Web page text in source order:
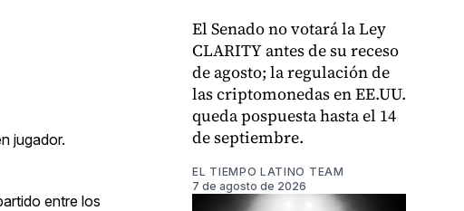
jugador.
entre los
El Senado no votará la Ley
CLARITY antes de su receso
de agosto; la regulación de
las criptomonedas en EE.UU.
queda pospuesta hasta el 14
de septiembre.
EL TIEMPO LATINO TEAM
7 de agosto de 2026